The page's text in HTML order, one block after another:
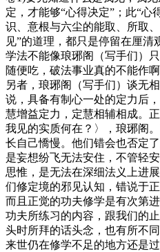
定，才能够“心得决定”；此“
识、意根与六尘的能取、所取
见”的道理，都只是停留在厘清
学法不能像琅琊阁（写手们）
随便吃，破法事业真的不能作
另者，琅琊阁（写手们）谈无
说，具备有制心一处的定力后
慧增益定力，定慧相辅相成。
我见的实质何在？〉，琅琊阁
长自己憍慢。他们错会也否定
是妄想纷飞无法安住，不管轻
思惟，是无法在深细法义上进
们修定境的邪见认知，错说于正
而且正觉的功夫修学是有次第
功夫所练习的内容，跟我们的
头时所拜的话头念，也有所不
来世仍在修学不足的地方还是